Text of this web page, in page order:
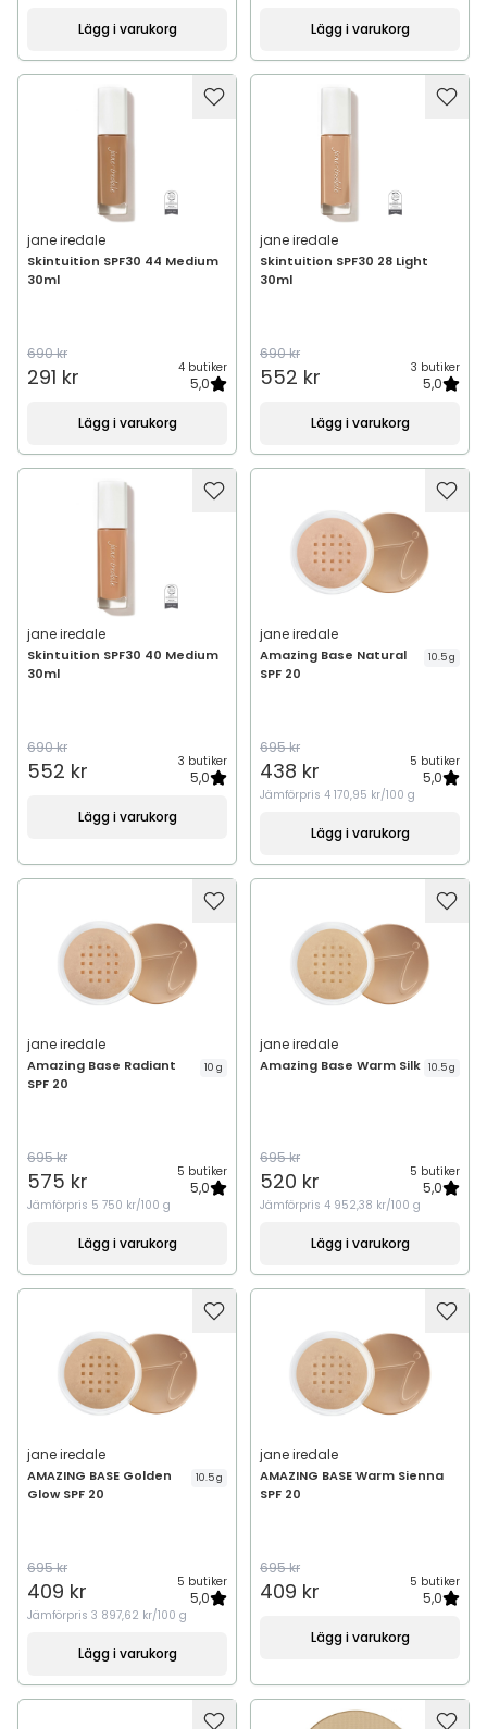
Lägg i varukorg Lägg i varukorg
jane iredale
Skintuition SPF30 44 Medium
30ml
690 kr
291 kr 4 butiker
5,0
Lägg i varukorg
jane iredale
Skintuition SPF30 28 Light
30ml
690 kr
552 kr 3 butiker
5,0
Lägg i varukorg
jane iredale
Skintuition SPF30 40 Medium
30ml
690 kr
552 kr 3 butiker
5,0
Lägg i varukorg
jane iredale
Amazing Base Natural
SPF 20
10.5 g
695 kr
438 kr 5 butiker
5,0
Jämförpris 4 170,95 kr/100 g
Lägg i varukorg
jane iredale
Amazing Base Radiant
SPF 20
10 g
695 kr
575 kr 5 butiker
5,0
Jämförpris 5 750 kr/100 g
Lägg i varukorg
jane iredale
Amazing Base Warm Silk 10.5 g
695 kr
520 kr 5 butiker
5,0
Jämförpris 4 952,38 kr/100 g
Lägg i varukorg
jane iredale
AMAZING BASE Golden
Glow SPF 20
10.5 g
695 kr
409 kr 5 butiker
5,0
Jämförpris 3 897,62 kr/100 g
Lägg i varukorg
jane iredale
AMAZING BASE Warm Sienna
SPF 20
695 kr
409 kr 5 butiker
5,0
Lägg i varukorg